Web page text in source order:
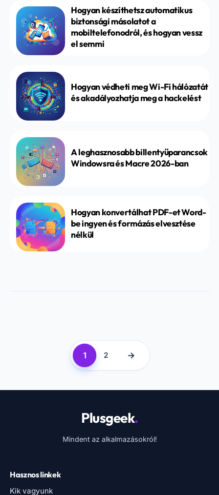
Hogyan készíthetsz automatikus
biztonsági másolatot a
mobiltelefonodról, és hogyan vessz
el semmi
Hogyan védheti meg Wi-Fi hálózatát
és akadályozhatja meg a hackelést
A leghasznosabb billentyűparancsok
Windowsra és Macre 2026-ban
Hogyan konvertálhat PDF-et Word-
be ingyen és formázás elvesztése
nélkül
1 2 →
Plusgeek.
Mindent az alkalmazásokról!
Hasznos linkek
Kik vagyunk